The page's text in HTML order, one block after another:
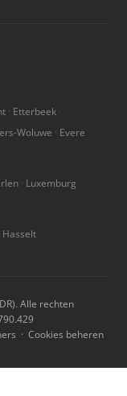
Etterbeek
Woluwe Evere
Luxemburg
Hasselt
Alle rechten
· Cookies beheren